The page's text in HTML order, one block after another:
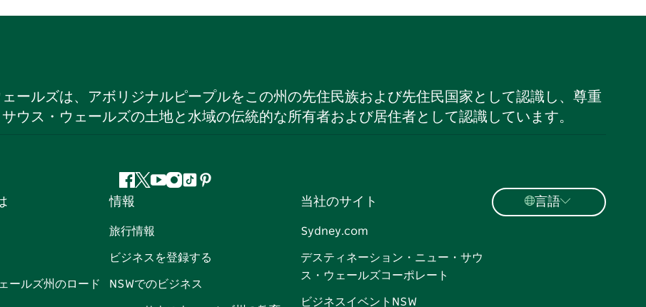
ールズは、アボリジナルピープルをこの州の先住民族および先住民国家として認識し、尊重
ウス・ウェールズの土地と水域の伝統的な所有者および居住者として認識しています。
フ
ェ
イ
ブ
ッ
ツ
ッ
ー
ユ
ー
ブ
イ
グ
ラ
テ
ト
ピ
ス
ールズ州のロード
情報
旅行情報
ビジネスを登録する
NSWでのビジネス
当社のサイト
Sydney.com
デスティネーション・ニュー・サウ
ス・ウェールズコーポレート
ビジネスイベントNSW
言語